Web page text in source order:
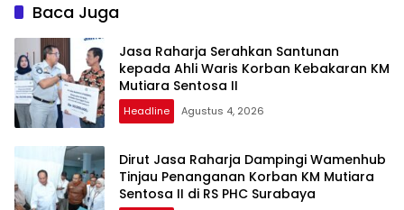
Baca Juga
Jasa Raharja Serahkan Santunan
kepada Ahli Waris Korban Kebakaran KM
Mutiara Sentosa II
Headline Agustus 4, 2026
Dirut Jasa Raharja Dampingi Wamenhub
Tinjau Penanganan Korban KM Mutiara
Sentosa II di RS PHC Surabaya